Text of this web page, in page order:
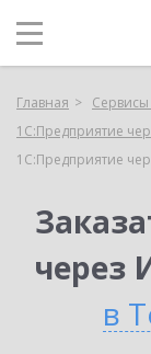
Главная
1С:Предприятие
1С:Предприятие
через
в